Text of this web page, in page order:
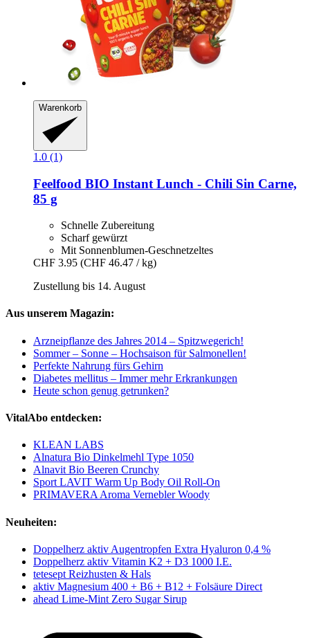
Warenkorb
1.0 (1)
Feelfood BIO Instant Lunch -​ Chili Sin Carne,
85 g
Schnelle Zubereitung
Scharf gewürzt
Mit Sonnenblumen-Geschnetzeltes
CHF 3.95 (CHF 46.47 / kg)
Zustellung bis 14. August
Aus unserem Magazin:
Arzneipflanze des Jahres 2014 – Spitzwegerich!
Sommer – Sonne – Hochsaison für Salmonellen!
Perfekte Nahrung fürs Gehirn
Diabetes mellitus – Immer mehr Erkrankungen
Heute schon genug getrunken?
VitalAbo entdecken:
KLEAN LABS
Alnatura Bio Dinkelmehl Type 1050
Alnavit Bio Beeren Crunchy
Sport LAVIT Warm Up Body Oil Roll-On
PRIMAVERA Aroma Vernebler Woody
Neuheiten:
Doppelherz aktiv Augentropfen Extra Hyaluron 0,4 %
Doppelherz aktiv Vitamin K2 + D3 1000 I.E.
tetesept Reizhusten & Hals
aktiv Magnesium 400 + B6 + B12 + Folsäure Direct
ahead Lime-Mint Zero Sugar Sirup